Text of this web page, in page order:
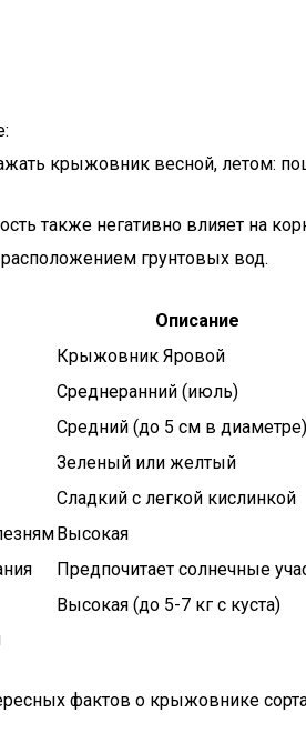
крыжовник весной, летом:
также негативно влияет на
грунтовых вод.
Описание
Крыжовник Яровой
Среднеранний (июль)
Средний (до 5 см в диаметре)
Зеленый или желтый
Сладкий с легкой кислинкой
Высокая
Предпочитает солнечные
Высокая (до 5-7 кг с куста)
фактов о крыжовнике